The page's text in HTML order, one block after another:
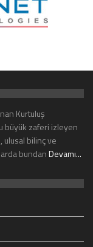
Kurtuluş
büyük zaferi izleyen
ulusal bilinç ve
bundanDevamı...